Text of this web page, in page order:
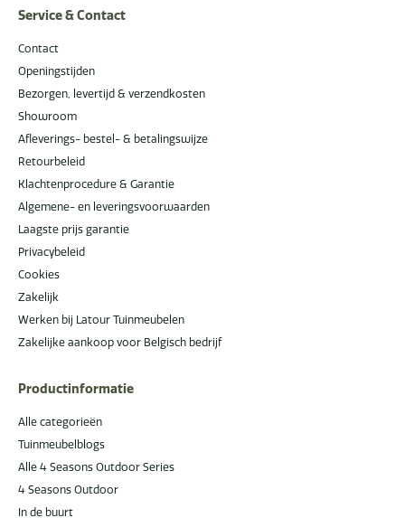
Service & Contact
Contact
Openingstijden
Bezorgen, levertijd & verzendkosten
Showroom
Afleverings- bestel- & betalingswijze
Retourbeleid
Klachtenprocedure & Garantie
Algemene- en leveringsvoorwaarden
Laagste prijs garantie
Privacybeleid
Cookies
Zakelijk
Werken bij Latour Tuinmeubelen
Zakelijke aankoop voor Belgisch bedrijf
Productinformatie
Alle categorieën
Tuinmeubelblogs
Alle 4 Seasons Outdoor Series
4 Seasons Outdoor
In de buurt